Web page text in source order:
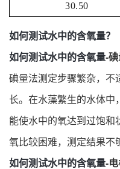
30.50
如何测试水中的含氧量？
如何测试水中的含氧量-
碘量法测定步骤繁杂，不
长。在水藻繁生的水体中
能使水中的氧达到过饱和
氧比较困难，测定结果不
如何测试水中的含氧量-